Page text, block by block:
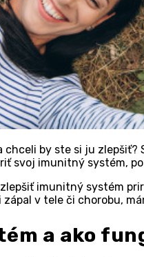
chceli by ste si ju
svoj imunitný systém,
imunitný systém
v tele či chorobu,
a ako